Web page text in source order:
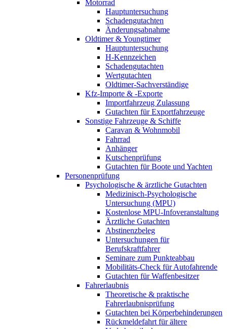
Motorrad
Hauptuntersuchung
Schadengutachten
Änderungsabnahme
Oldtimer & Youngtimer
Hauptuntersuchung
H-Kennzeichen
Schadengutachten
Wertgutachten
Oldtimer-Sachverständige
Kfz-Importe & -Exporte
Importfahrzeug Zulassung
Gutachten für Exportfahrzeuge
Sonstige Fahrzeuge & Schiffe
Caravan & Wohnmobil
Fahrrad
Anhänger
Kutschenprüfung
Gutachten für Boote und Yachten
Personenprüfung
Psychologische & ärztliche Gutachten
Medizinisch-Psychologische
Untersuchung (MPU)
Kostenlose MPU-Infoveranstaltung
Ärztliche Gutachten
Abstinenzbeleg
Untersuchungen für
Berufskraftfahrer
Seminare zum Punkteabbau
Mobilitäts-Check für Autofahrende
Gutachten für Waffenbesitzer
Fahrerlaubnis
Theoretische & praktische
Fahrerlaubnisprüfung
Gutachten bei Körperbehinderungen
Rückmeldefahrt für ältere